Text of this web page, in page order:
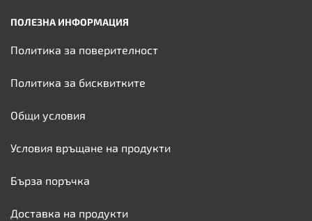
ПОЛЕЗНА ИНФОРМАЦИЯ
Политика за поверителност
Политика за бисквитките
Общи условия
Условия връщане на продукти
Бърза поръчка
Доставка на продукти